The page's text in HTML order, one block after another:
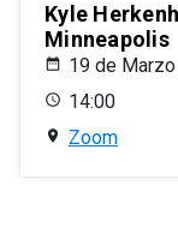
Kyle
Minneapolis
19 de
14:00
Zoom